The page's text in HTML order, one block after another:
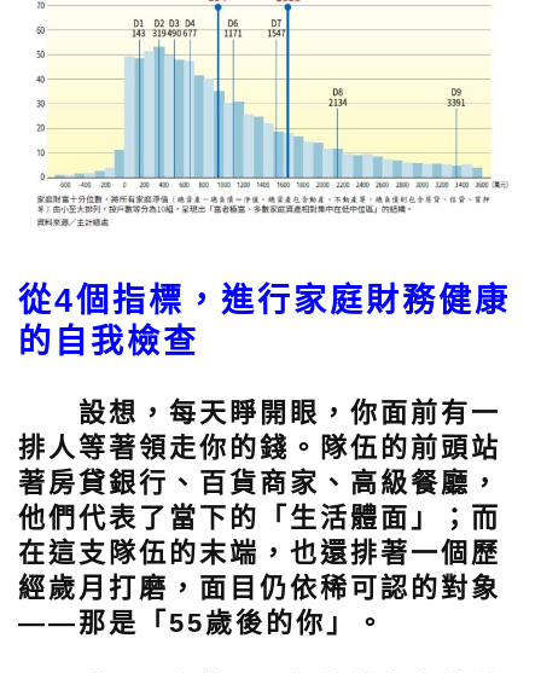
從4個指標，進行家庭財務健康
的自我檢查
設想，每天睜開眼，你面前有一
排人等著領走你的錢。隊伍的前頭站
著房貸銀行、百貨商家、高級餐廳，
他們代表了當下的「生活體面」；而
在這支隊伍的末端，也還排著一個歷
經歲月打磨，面目仍依稀可認的對象
——那是「55歲後的你」。